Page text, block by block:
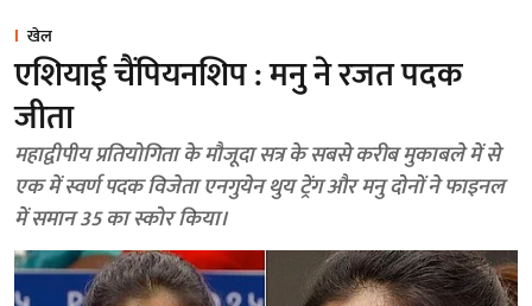
खेल
एशियाई चैंपियनशिप : मनु ने रजत पदक
जीता
महाद्वीपीय प्रतियोगिता के मौजूदा सत्र के सबसे करीब मुकाबले में से
एक में स्वर्ण पदक विजेता एनगुयेन थुय ट्रेंग और मनु दोनों ने फाइनल
में समान 35 का स्कोर किया।